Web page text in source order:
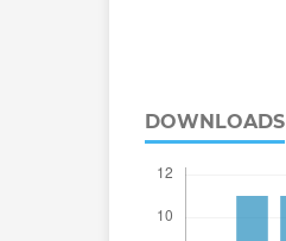
DOWNLOADS